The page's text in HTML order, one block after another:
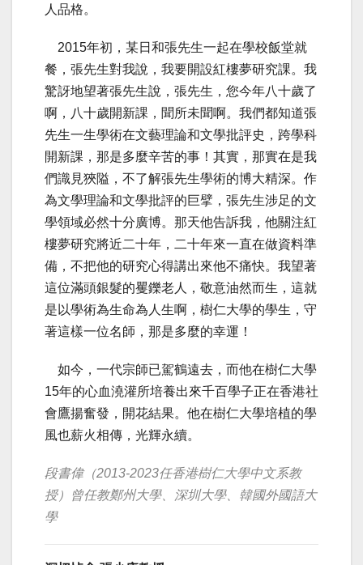
人品格。
2015年初，某日和張先生一起在學校飯堂就
餐，張先生對我說，我要開設紅樓夢研究課。我
驚訝地望著張先生說，張先生，您今年八十歲了
啊，八十歲開新課，聞所未聞啊。我們都知道張
先生一生學術在文藝理論和文學批評史，跨學科
開新課，那是多麼辛苦的事！其實，那實在是我
們識見狹隘，不了解張先生學術的博大精深。作
為文學理論和文學批評的巨擘，張先生涉足的文
學領域必然十分廣博。那天他告訴我，他關注紅
樓夢研究將近二十年，二十年來一直在做資料準
備，不把他的研究心得講出來他不痛快。我望著
這位滿頭銀髮的矍鑠老人，敬意油然而生，這就
是以學術為生命為人生啊，樹仁大學的學生，守
著這樣一位名師，那是多麼的幸運！
如今，一代宗師已駕鶴遠去，而他在樹仁大學
15年的心血澆灌所培養出來千百學子正在香港社
會鷹揚奮發，開花結果。他在樹仁大學培植的學
風也薪火相傳，光輝永續。
段書偉（2013-2023任香港樹仁大學中文系教
授）曾任教鄭州大學、深圳大學、韓國外國語大
學